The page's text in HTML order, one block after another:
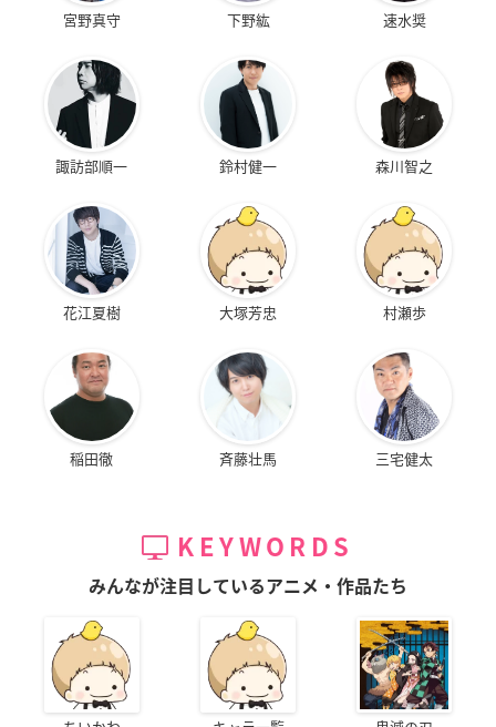
宮野真守 下野紘 速水奨
諏訪部順一 鈴村健一 森川智之
花江夏樹 大塚芳忠 村瀬歩
稲田徹 斉藤壮馬 三宅健太
KEYWORDS
みんなが注目しているアニメ・作品たち